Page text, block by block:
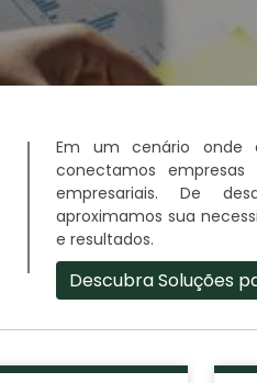
Em um cenário onde
conectamos
empresariais. De
aproximamos sua
e resultados.
Descubra Soluções